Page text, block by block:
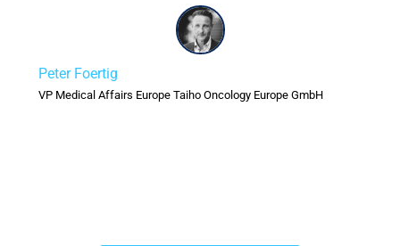
Peter Foertig
VP Medical Affairs Europe Taiho Oncology Europe GmbH